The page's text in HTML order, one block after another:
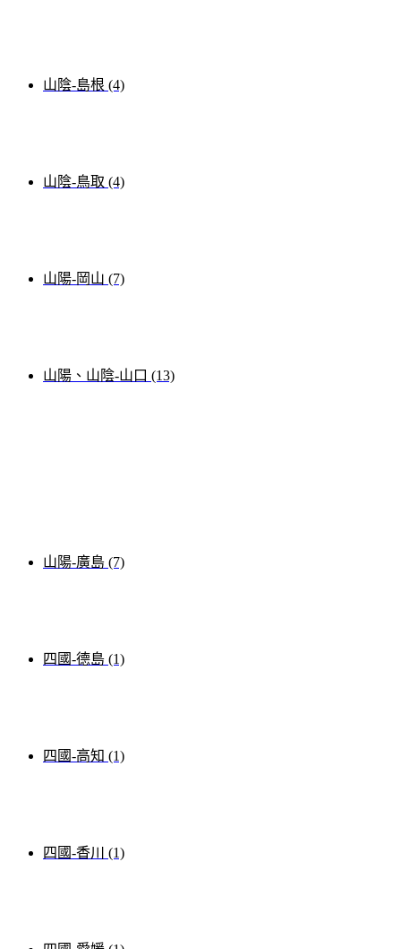
山陰-島根 (4)
山陰-鳥取 (4)
山陽-岡山 (7)
山陽、山陰-山口 (13)
山陽-廣島 (7)
四國-德島 (1)
四國-高知 (1)
四國-香川 (1)